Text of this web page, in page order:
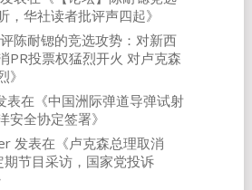
，华社读者批评声四起》
评陈耐锶的竞选攻势：对新西
PR投票权猛烈开火 对卢克森
》
表在《中国洲际弹道导弹试射
安全协定签署》
发表在《卢克森总理取消
期节目采访，国家党投诉